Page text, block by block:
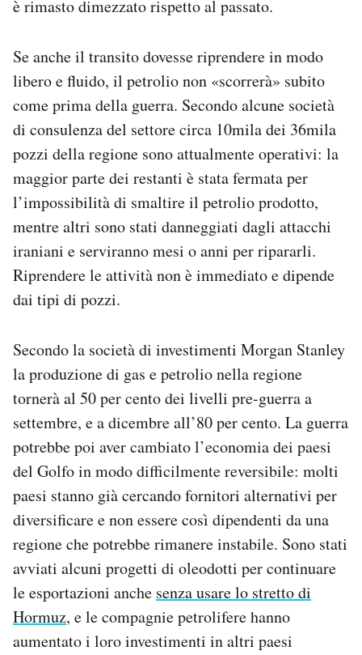
è rimasto dimezzato rispetto al passato.
Se anche il transito dovesse riprendere in modo
libero e fluido, il petrolio non «scorrerà» subito
come prima della guerra. Secondo alcune società
di consulenza del settore circa 10mila dei 36mila
pozzi della regione sono attualmente operativi: la
maggior parte dei restanti è stata fermata per
l’impossibilità di smaltire il petrolio prodotto,
mentre altri sono stati danneggiati dagli attacchi
iraniani e serviranno mesi o anni per ripararli.
Riprendere le attività non è immediato e dipende
dai tipi di pozzi.
Secondo la società di investimenti Morgan Stanley
la produzione di gas e petrolio nella regione
tornerà al 50 per cento dei livelli pre-guerra a
settembre, e a dicembre all’80 per cento. La guerra
potrebbe poi aver cambiato l’economia dei paesi
del Golfo in modo difficilmente reversibile: molti
paesi stanno già cercando fornitori alternativi per
diversificare e non essere così dipendenti da una
regione che potrebbe rimanere instabile. Sono stati
avviati alcuni progetti di oleodotti per continuare
le esportazioni anche senza usare lo stretto di
Hormuz, e le compagnie petrolifere hanno
aumentato i loro investimenti in altri paesi